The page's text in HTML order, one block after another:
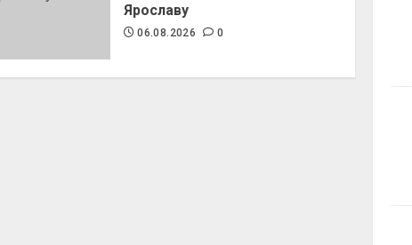
Ярославу
06.08.2026 0